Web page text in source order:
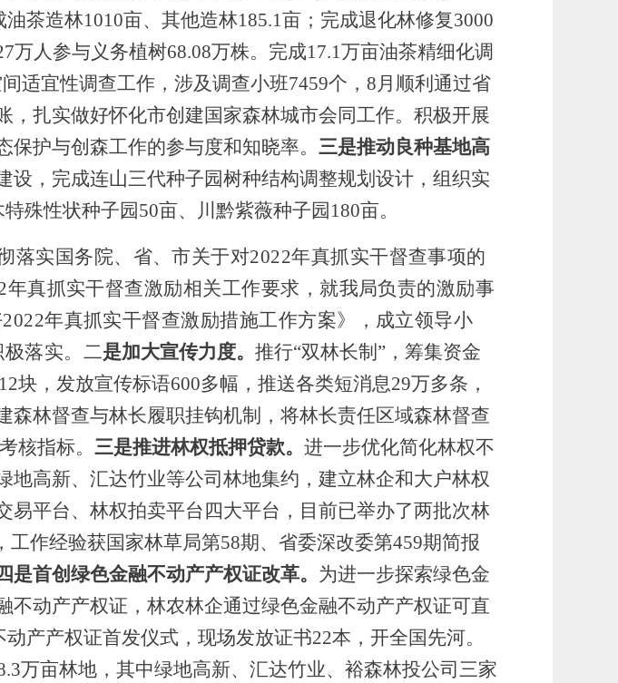
油茶造林1010亩、 其他造林185.1亩； 完成退化林修复3000
万人参与义务植树68.08万株。 完成17.1万亩油茶精细化调
适宜性调查工作， 涉及调查小班7459个， 8月顺利通过省
， 扎实做好怀化市创建国家森林城市会同工作。 积极开展
护与创森工作的参与度和知晓率。 三是推动良种基地高
设，完成连山三代种子园树种结构调整规划设计，组织实
殊性状种子园50亩、 川黔紫薇种子园 180亩。
落实国务院、省、市关于对2022年真抓实干督查事项的
真抓实干督查激励相关工作要求，就我局负责的激励事
2022年真抓实干督查激励措施工作方案》，成立领导小
落实。二是加大宣传力度。推行“双林长制”，筹集资金
块 ，发放宣传标语600多幅，推送各类短消息29万多条，
森林督查与林长履职挂钩机制，将林长责任区域森林督查
核指标。 三是推进林权抵押贷款。 进一步优化简化林权不
高新、汇达竹业等公司林地集约， 建立林企和大户林权
平台、林权拍卖平台四大平台，目前已举办了两批次林
工作经验获国家林草局第58期、省委深改委第459期简报
四是首创绿色金融不动产产权证改革。 为进一步探索绿色金
动产产权证，林农林企通过绿色金融不动产产权证可直
产产权证首发仪式，现场发放证书22本，开全国先河。
万亩林地，其中绿地高新、汇达竹业、裕森林投公司三家